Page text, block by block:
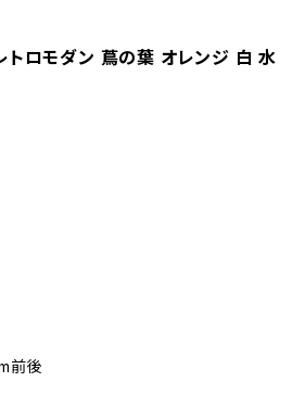
トロモダン 蔦の葉 オレンジ 白 水
前後